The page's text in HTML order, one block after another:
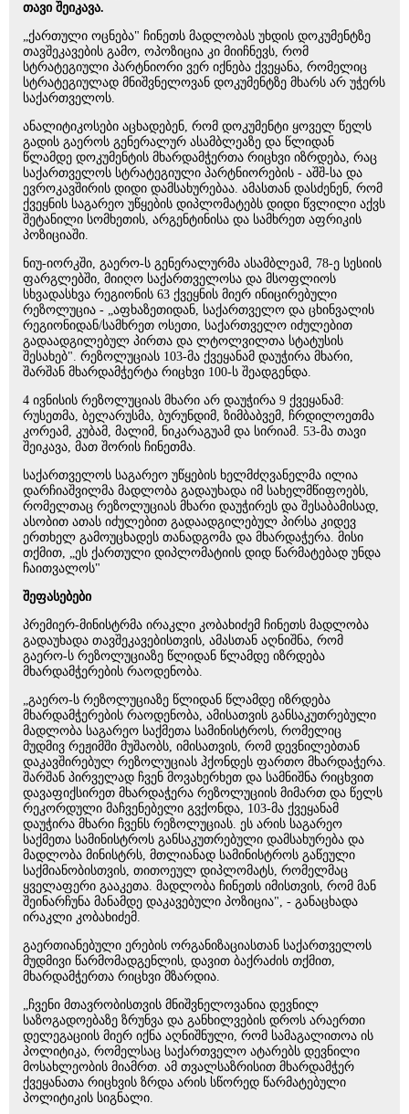
თავი შეიკავა.
„ქართული ოცნება" ჩინეთს მადლობას უხდის დოკუმენტზე
თავშეკავების გამო, ოპოზიცია კი მიიჩნევს, რომ
სტრატეგიული პარტნიორი ვერ იქნება ქვეყანა, რომელიც
სტრატეგიულად მნიშვნელოვან დოკუმენტზე მხარს არ უჭერს
საქართველოს.
ანალიტიკოსები აცხადებენ, რომ დოკუმენტი ყოველ წელს
გადის გაეროს გენერალურ ასამბლეაზე და წლიდან
წლამდე დოკუმენტის მხარდამჭერთა რიცხვი იზრდება, რაც
საქართველოს სტრატეგიული პარტნიორების - აშშ-სა და
ევროკავშირის დიდი დამსახურებაა. ამასთან დასძენენ, რომ
ქვეყნის საგარეო უწყების დიპლომატებს დიდი წვლილი აქვს
შეტანილი სომხეთის, არგენტინისა და სამხრეთ აფრიკის
პოზიციაში.
ნიუ-იორკში, გაერო-ს გენერალურმა ასამბლეამ, 78-ე სესიის
ფარგლებში, მიიღო საქართველოსა და მსოფლიოს
სხვადასხვა რეგიონის 63 ქვეყნის მიერ ინიცირებული
რეზოლუცია - „აფხაზეთიდან, საქართველო და ცხინვალის
რეგიონიდან/სამხრეთ ოსეთი, საქართველო იძულებით
გადაადგილებულ პირთა და ლტოლვილთა სტატუსის
შესახებ". რეზოლუციას 103-მა ქვეყანამ დაუჭირა მხარი,
შარშან მხარდამჭერტა რიცხვი 100-ს შეადგენდა.
4 ივნისის რეზოლუციას მხარი არ დაუჭირა 9 ქვეყანამ:
რუსეთმა, ბელარუსმა, ბურუნდიმ, ზიმბაბვემ, ჩრდილოეთმა
კორეამ, კუბამ, მალიმ, ნიკარაგუამ და სირიამ. 53-მა თავი
შეიკავა, მათ შორის ჩინეთმა.
საქართველოს საგარეო უწყების ხელმძღვანელმა ილია
დარჩიაშვილმა მადლობა გადაუხადა იმ სახელმწიფოებს,
რომელთაც რეზოლუციას მხარი დაუჭირეს და შესაბამისად,
ასობით ათას იძულებით გადაადგილებულ პირსა კიდევ
ერთხელ გამოუცხადეს თანადგომა და მხარდაჭერა. მისი
თქმით, „ეს ქართული დიპლომატიის დიდ წარმატებად უნდა
ჩაითვალოს"
შეფასებები
პრემიერ-მინისტრმა ირაკლი კობახიძემ ჩინეთს მადლობა
გადაუხადა თავშეკავებისთვის, ამასთან აღნიშნა, რომ
გაერო-ს რეზოლუციაზე წლიდან წლამდე იზრდება
მხარდამჭერების რაოდენობა.
„გაერო-ს რეზოლუციაზე წლიდან წლამდე იზრდება
მხარდამჭერების რაოდენობა, ამისათვის განსაკუთრებული
მადლობა საგარეო საქმეთა სამინისტროს, რომელიც
მუდმივ რეჟიმში მუშაობს, იმისათვის, რომ დევნილებთან
დაკავშირებულ რეზოლუციას ჰქონდეს ფართო მხარდაჭერა.
შარშან პირველად ჩვენ მოვახერხეთ და სამნიშნა რიცხვით
დავაფიქსირეთ მხარდაჭერა რეზოლუციის მიმართ და წელს
რეკორდული მაჩვენებელი გვქონდა, 103-მა ქვეყანამ
დაუჭირა მხარი ჩვენს რეზოლუციას. ეს არის საგარეო
საქმეთა სამინისტროს განსაკუთრებული დამსახურება და
მადლობა მინისტრს, მთლიანად სამინისტროს გაწეული
საქმიანობისთვის, თითოეულ დიპლომატს, რომელმაც
ყველაფერი გააკეთა. მადლობა ჩინეთს იმისთვის, რომ მან
შეინარჩუნა მანამდე დაკავებული პოზიცია", - განაცხადა
ირაკლი კობახიძემ.
გაერთიანებული ერების ორგანიზაციასთან საქართველოს
მუდმივი წარმომადგენლის, დავით ბაქრაძის თქმით,
მხარდამჭერთა რიცხვი მზარდია.
„ჩვენი მთავრობისთვის მნიშვნელოვანია დევნილ
საზოგადოებაზე ზრუნვა და განხილვების დროს არაერთი
დელეგაციის მიერ იქნა აღნიშნული, რომ სამაგალითოა ის
პოლიტიკა, რომელსაც საქართველო ატარებს დევნილი
მოსახლეობის მიამრთ. ამ თვალსაზრისით მხარდამჭერ
ქვეყანათა რიცხვის ზრდა არის სწორედ წარმატებული
პოლიტიკის სიგნალი.